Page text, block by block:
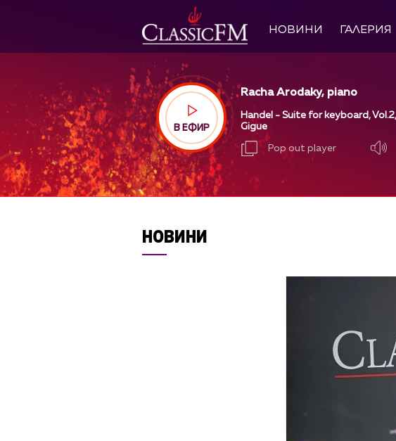
НОВИНИ ГАЛЕРИЯ
В ЕФИР
Racha Arodaky, piano
Handel - Suite for keyboard,
Gigue
Pop out player
НОВИНИ